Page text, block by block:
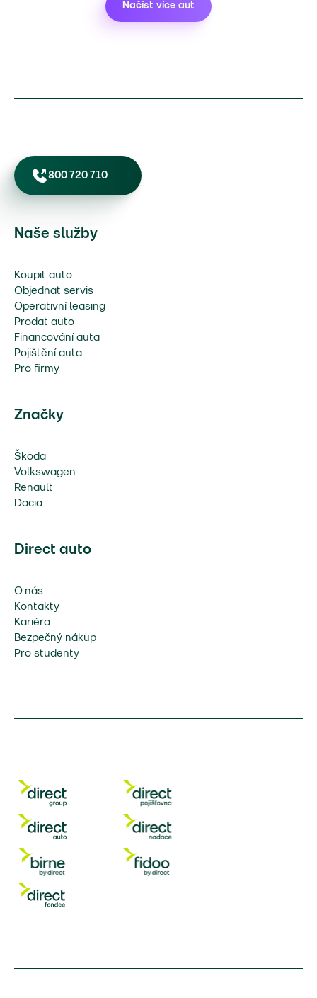
Načíst více aut
800 720 710
Naše služby
Koupit auto
Objednat servis
Operativní leasing
Prodat auto
Financování auta
Pojištění auta
Pro firmy
Značky
Škoda
Volkswagen
Renault
Dacia
Direct auto
O nás
Kontakty
Kariéra
Bezpečný nákup
Pro studenty